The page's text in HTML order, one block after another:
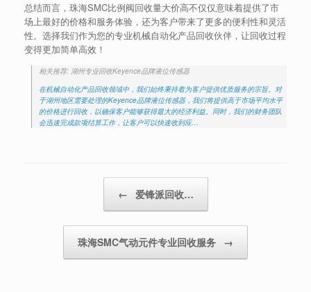
总结而言，珠海SMC比例阀回收量大价高不仅仅意味着提供了市
场上最好的价格和服务体验，还为客户带来了更多的便利性和灵活
性。选择我们作为您的专业机械自动化产品回收伙伴，让回收过程
变得更加简单高效！
相关推荐: 湖州专业回收Keyence品牌液位传感器
在机械自动化产品回收领域中，我们始终秉持着为客户提供优质服务的宗旨。对
于湖州地区需要处理的Keyence品牌液位传感器，我们将提供高于市场平均水平
的价格进行回收，以确保客户能够获得最大的经济利益。同时，我们的财务团队
会迅速完成款项结算工作，让客户可以快速收到应…
← 爱锋派回收…
珠海SMC气动元件专业回收服务 →